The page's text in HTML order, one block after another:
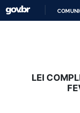
LEI